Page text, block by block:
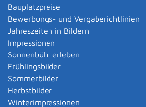
Bauplatzpreise
Bewerbungs- und Vergaberichtlinien
Jahreszeiten in Bildern
Impressionen
Sonnenbühl erleben
Frühlingsbilder
Sommerbilder
Herbstbilder
Winterimpressionen
Erforderliche Unterlagen
Vollständiger Messbericht gemäß
Richtlinie VDI 4220 Blatt 2 (Ausgabe
mit Angaben unter anderem zu:
Messergebnissen,
verwendeten Messverfahren,
Betriebsbedingungen, die für die
Messergebnisse von Bedeutung